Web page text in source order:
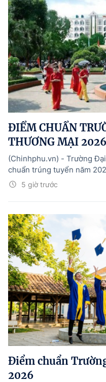
ĐIỂM CHUẨN
THƯƠNG MẠI 2026
5 giờ trước
(Chinhphu.vn) - Trường
chuẩn trúng tuyển năm
Điểm chuẩn
2026